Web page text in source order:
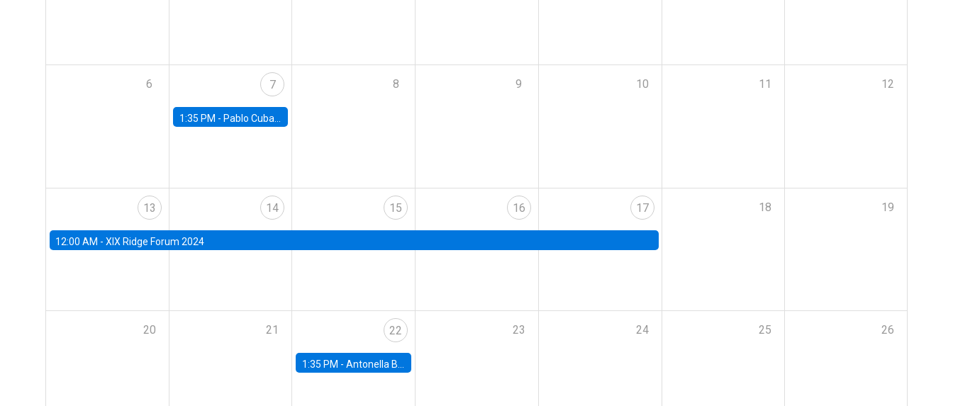
6 7
1:35 PM - Pablo Cuba, FED Board
8 9 10 11 12
13
12:00 AM - XIX Ridge Forum 2024
14 15 16 17 18 19
20 21 22
1:35 PM -Antonella Bancalari, Institute for Fiscal Studies (IFS) and Research Associate at University College London (UCL)
23 24 25 26